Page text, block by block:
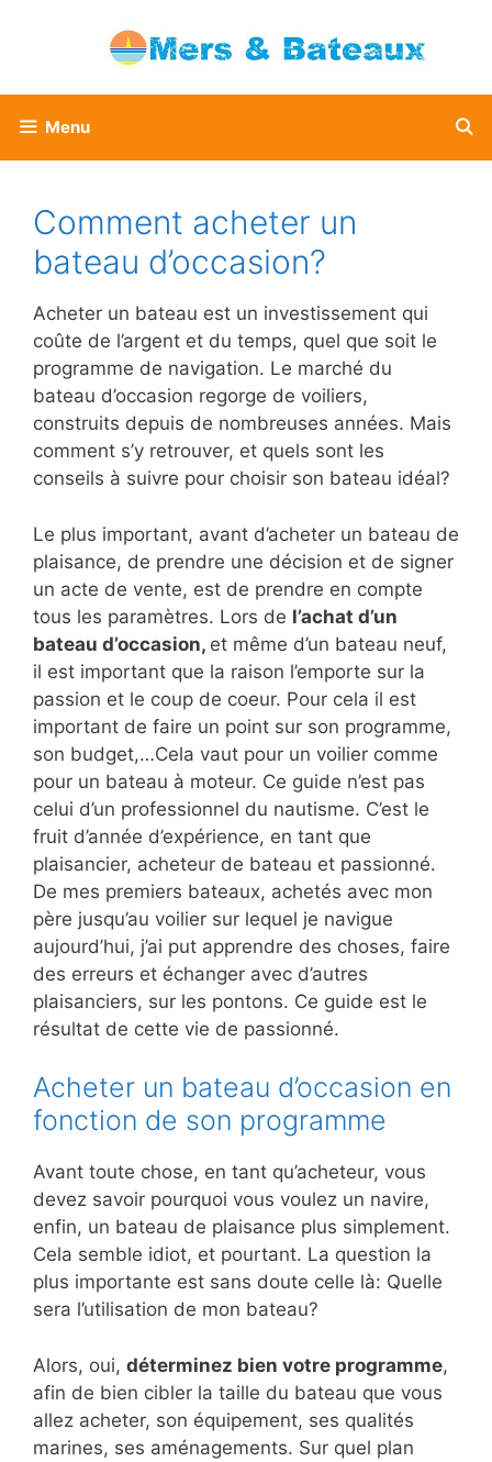
Menu
Comment acheter un
bateau d’occasion?
Acheter un bateau est un investissement qui
coûte de l’argent et du temps, quel que soit le
programme de navigation. Le marché du
bateau d’occasion regorge de voiliers,
construits depuis de nombreuses années. Mais
comment s’y retrouver, et quels sont les
conseils à suivre pour choisir son bateau idéal?
Le plus important, avant d’acheter un bateau de
plaisance, de prendre une décision et de signer
un acte de vente, est de prendre en compte
tous les paramètres. Lors de l’achat d’un
bateau d’occasion, et même d’un bateau neuf,
il est important que la raison l’emporte sur la
passion et le coup de coeur. Pour cela il est
important de faire un point sur son programme,
son budget,…Cela vaut pour un voilier comme
pour un bateau à moteur. Ce guide n’est pas
celui d’un professionnel du nautisme. C’est le
fruit d’année d’expérience, en tant que
plaisancier, acheteur de bateau et passionné.
De mes premiers bateaux, achetés avec mon
père jusqu’au voilier sur lequel je navigue
aujourd’hui, j’ai put apprendre des choses, faire
des erreurs et échanger avec d’autres
plaisanciers, sur les pontons. Ce guide est le
résultat de cette vie de passionné.
Acheter un bateau d’occasion en
fonction de son programme
Avant toute chose, en tant qu’acheteur, vous
devez savoir pourquoi vous voulez un navire,
enfin, un bateau de plaisance plus simplement.
Cela semble idiot, et pourtant. La question la
plus importante est sans doute celle là: Quelle
sera l’utilisation de mon bateau?
Alors, oui, déterminez bien votre programme,
afin de bien cibler la taille du bateau que vous
allez acheter, son équipement, ses qualités
marines, ses aménagements. Sur quel plan